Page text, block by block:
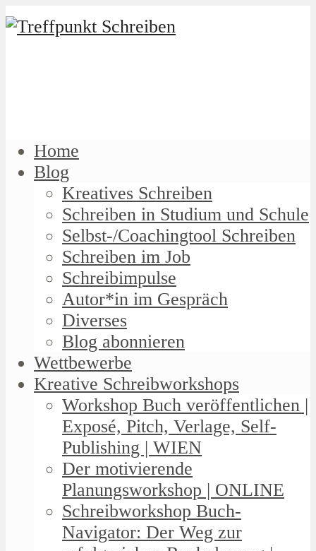
Home
Blog
Kreatives Schreiben
Schreiben in Studium und Schule
Selbst-/Coachingtool Schreiben
Schreiben im Job
Schreibimpulse
Autor*in im Gespräch
Diverses
Blog abonnieren
Wettbewerbe
Kreative Schreibworkshops
Workshop Buch veröffentlichen |
Exposé, Pitch, Verlage, Self-
Publishing | WIEN
Der motivierende
Planungsworkshop | ONLINE
Schreibworkshop Buch-
Navigator: Der Weg zur